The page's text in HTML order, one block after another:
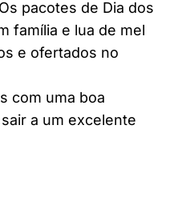
pacotes de Dia dos
família e lua de mel
e ofertados no
com uma boa
a um excelente